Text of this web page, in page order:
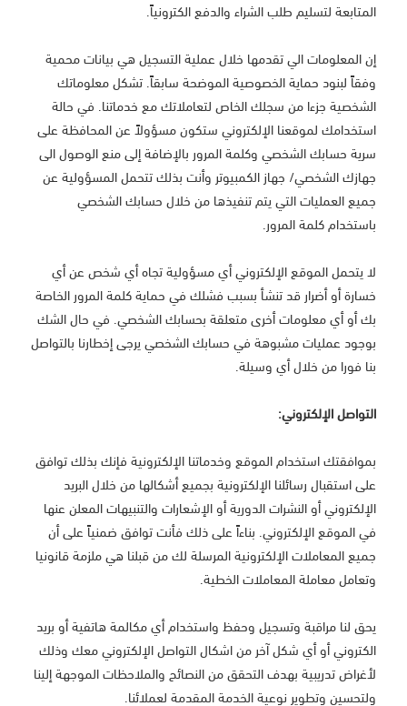
المتابعة لتسليم طلب الشراء والدفع الكترونياً.
إن المعلومات الي تقدمها خلال عملية التسجيل هي بيانات محمية
وفقاً لبنود حماية الخصوصية الموضحة سابقاً. تشكل معلوماتك
الشخصية جزءا من سجلك الخاص لتعاملاتك مع خدماتنا. في حالة
استخدامك لموقعنا الإلكتروني ستكون مسؤولاً عن المحافظة على
سرية حسابك الشخصي وكلمة المرور بالإضافة إلى منع الوصول الى
جهازك الشخصي/ جهاز الكمبيوتر وأنت بذلك تتحمل المسؤولية عن
جميع العمليات التي يتم تنفيذها من خلال حسابك الشخصي
باستخدام كلمة المرور.
لا يتحمل الموقع الإلكتروني أي مسؤولية تجاه أي شخص عن أي
خسارة أو أضرار قد تنشأ بسبب فشلك في حماية كلمة المرور الخاصة
بك أو أي معلومات أخرى متعلقة بحسابك الشخصي. في حال الشك
بوجود عمليات مشبوهة في حسابك الشخصي يرجى إخطارنا بالتواصل
بنا فورا من خلال أي وسيلة.
التواصل الإلكتروني:
بموافقتك استخدام الموقع وخدماتنا الإلكترونية فإنك بذلك توافق
على استقبال رسائلنا الإلكترونية بجميع أشكالها من خلال البريد
الإلكتروني أو النشرات الدورية أو الإشعارات والتنبيهات المعلن عنها
في الموقع الإلكتروني. بناءاً على ذلك فأنت توافق ضمنياً على أن
جميع المعاملات الإلكترونية المرسلة لك من قبلنا هي ملزمة قانونيا
وتعامل معاملة المعاملات الخطية.
يحق لنا مراقبة وتسجيل وحفظ واستخدام أي مكالمة هاتفية أو بريد
الكتروني أو أي شكل آخر من اشكال التواصل الإلكتروني معك وذلك
لأغراض تدريبية بهدف التحقق من النصائح والملاحظات الموجهة إلينا
ولتحسين وتطوير نوعية الخدمة المقدمة لعملائنا.